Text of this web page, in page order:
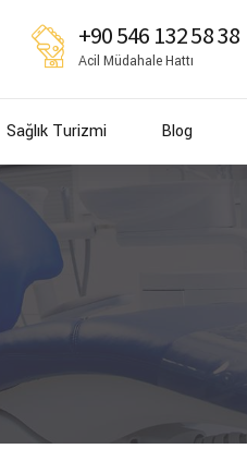
+90 546 132 58 38
Acil Müdahale Hattı
Sağlık Turizmi Blog